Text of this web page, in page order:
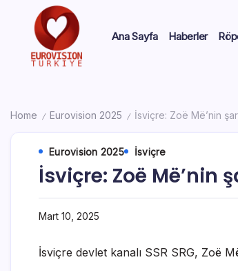
Ana Sayfa Haberler
Home / Eurovision 2025 / İsviçre: Zoë Më’nin
Eurovision 2025 İsviçre
İsviçre: Zoë Më’nin
Mart 10, 2025
İsviçre devlet kanalı SSR SRG, Zoë